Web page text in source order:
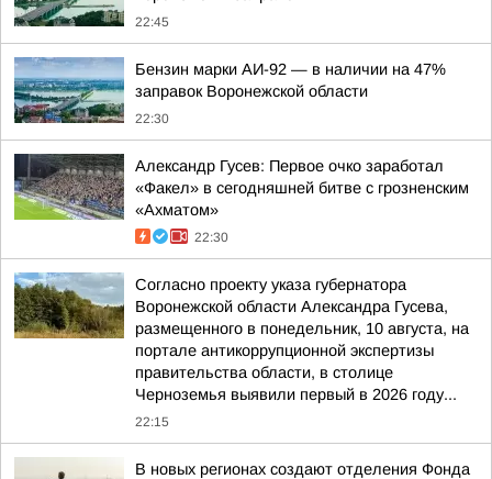
22:45
Бензин марки АИ-92 — в наличии на 47%
заправок Воронежской области
22:30
Александр Гусев: Первое очко заработал
«Факел» в сегодняшней битве с грозненским
«Ахматом»
22:30
Согласно проекту указа губернатора
Воронежской области Александра Гусева,
размещенного в понедельник, 10 августа, на
портале антикоррупционной экспертизы
правительства области, в столице
Черноземья выявили первый в 2026 году...
22:15
В новых регионах создают отделения Фонда